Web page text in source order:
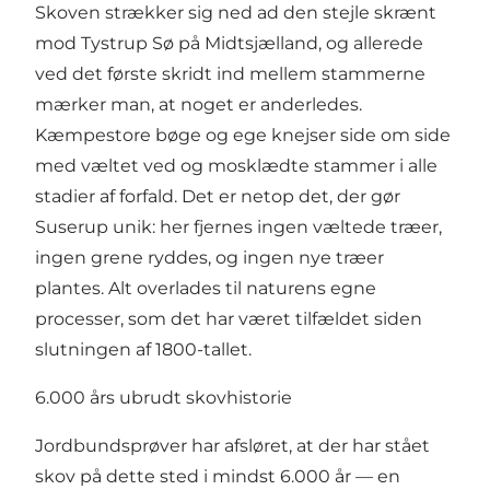
Skoven strækker sig ned ad den stejle skrænt
mod Tystrup Sø på Midtsjælland, og allerede
ved det første skridt ind mellem stammerne
mærker man, at noget er anderledes.
Kæmpestore bøge og ege knejser side om side
med væltet ved og mosklædte stammer i alle
stadier af forfald. Det er netop det, der gør
Suserup unik: her fjernes ingen væltede træer,
ingen grene ryddes, og ingen nye træer
plantes. Alt overlades til naturens egne
processer, som det har været tilfældet siden
slutningen af 1800-tallet.
6.000 års ubrudt skovhistorie
Jordbundsprøver har afsløret, at der har stået
skov på dette sted i mindst 6.000 år — en